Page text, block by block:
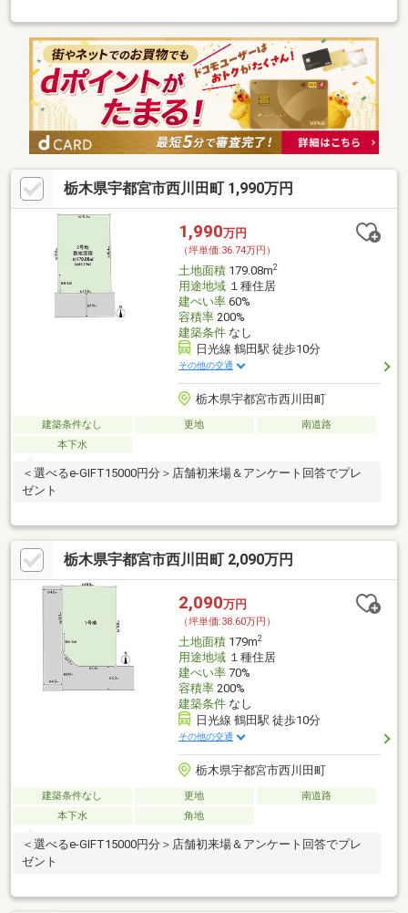
栃木県宇都宮市西川田町 1,990万円
1,990万円
（坪単価:36.74万円）
土地面積179.08m2
用途地域１種住居
建ぺい率60%
容積率200%
建築条件なし
日光線 鶴田駅 徒歩10分
その他の交通
栃木県宇都宮市西川田町
建築条件なし 更地
南道路
本下水
＜選べるe-GIFT15000円分＞店舗初来場＆アンケート回答でプレ
ゼント
栃木県宇都宮市西川田町 2,090万円
2,090万円
（坪単価:38.60万円）
土地面積179m2
用途地域１種住居
建ぺい率70%
容積率200%
建築条件なし
日光線 鶴田駅 徒歩10分
その他の交通
栃木県宇都宮市西川田町
建築条件なし 更地
南道路
本下水
角地
＜選べるe-GIFT15000円分＞店舗初来場＆アンケート回答でプレ
ゼント